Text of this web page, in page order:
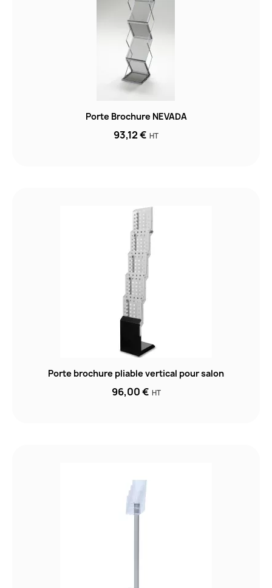
Porte Brochure NEVADA
93,12 € HT
Porte brochure pliable vertical pour salon
96,00 € HT